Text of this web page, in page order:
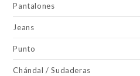
Pantalones
Jeans
Punto
Chándal / Sudaderas